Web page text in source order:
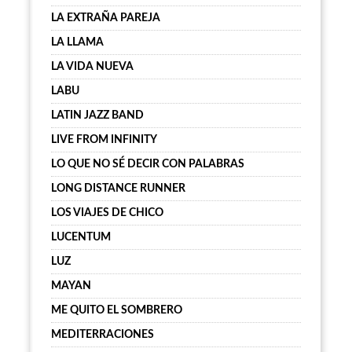
LA EXTRAÑA PAREJA
LA LLAMA
LA VIDA NUEVA
LABU
LATIN JAZZ BAND
LIVE FROM INFINITY
LO QUE NO SÉ DECIR CON PALABRAS
LONG DISTANCE RUNNER
LOS VIAJES DE CHICO
LUCENTUM
LUZ
MAYAN
ME QUITO EL SOMBRERO
MEDITERRACIONES